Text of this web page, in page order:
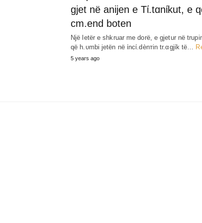
gjet në anijen e Tί.tɑnίkut, e
cm.end boten
Një letër e shkruar me dorë, e gjetur në
që h.υmbi jetën në ίncί.dènтin tr.αgjίk të…
5 years ago